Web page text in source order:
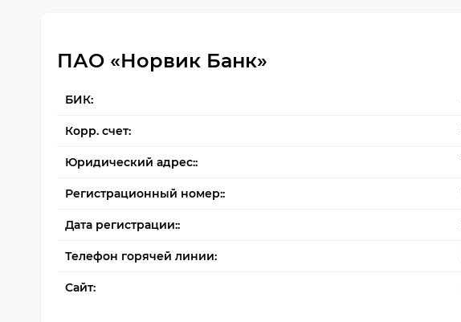
ПАО «Норвик Банк»
БИК:
Корр. счет:
Юридический адрес::
Регистрационный номер::
Дата регистрации::
Телефон горячей линии:
Сайт: